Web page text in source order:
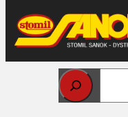
Przejdź
do
treści
Strona główna>
klasyczny DF 01145699